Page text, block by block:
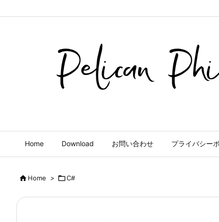
Home Download お問い合わせ プライバシー
Home > C#